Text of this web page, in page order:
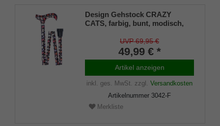
Design Gehstock CRAZY
CATS, farbig, bunt, modisch,
Derbygriff, Leichtmetall,
Chromring, Damen und Herren,
Gummipuffer.
UVP 69,95 €
49,99 € *
Artikel anzeigen
inkl. ges. MwSt. zzgl. Versandkosten
Artikelnummer 3042-F
Merkliste